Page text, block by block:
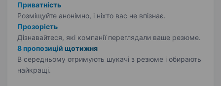
Приватність
Розміщуйте анонімно, і ніхто вас не впізнає.
Прозорість
Дізнавайтеся, які компанії переглядали ваше резюме.
8 пропозицій щотижня
В середньому отримують шукачі з резюме і обирають
найкращі.